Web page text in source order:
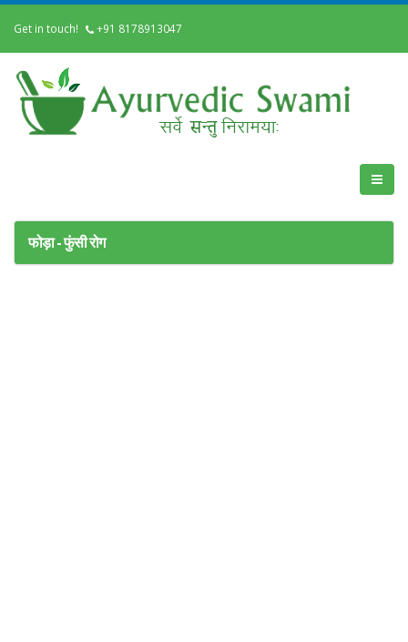
Get in touch! +91 8178913047
फोड़ा - फुंसी रोग